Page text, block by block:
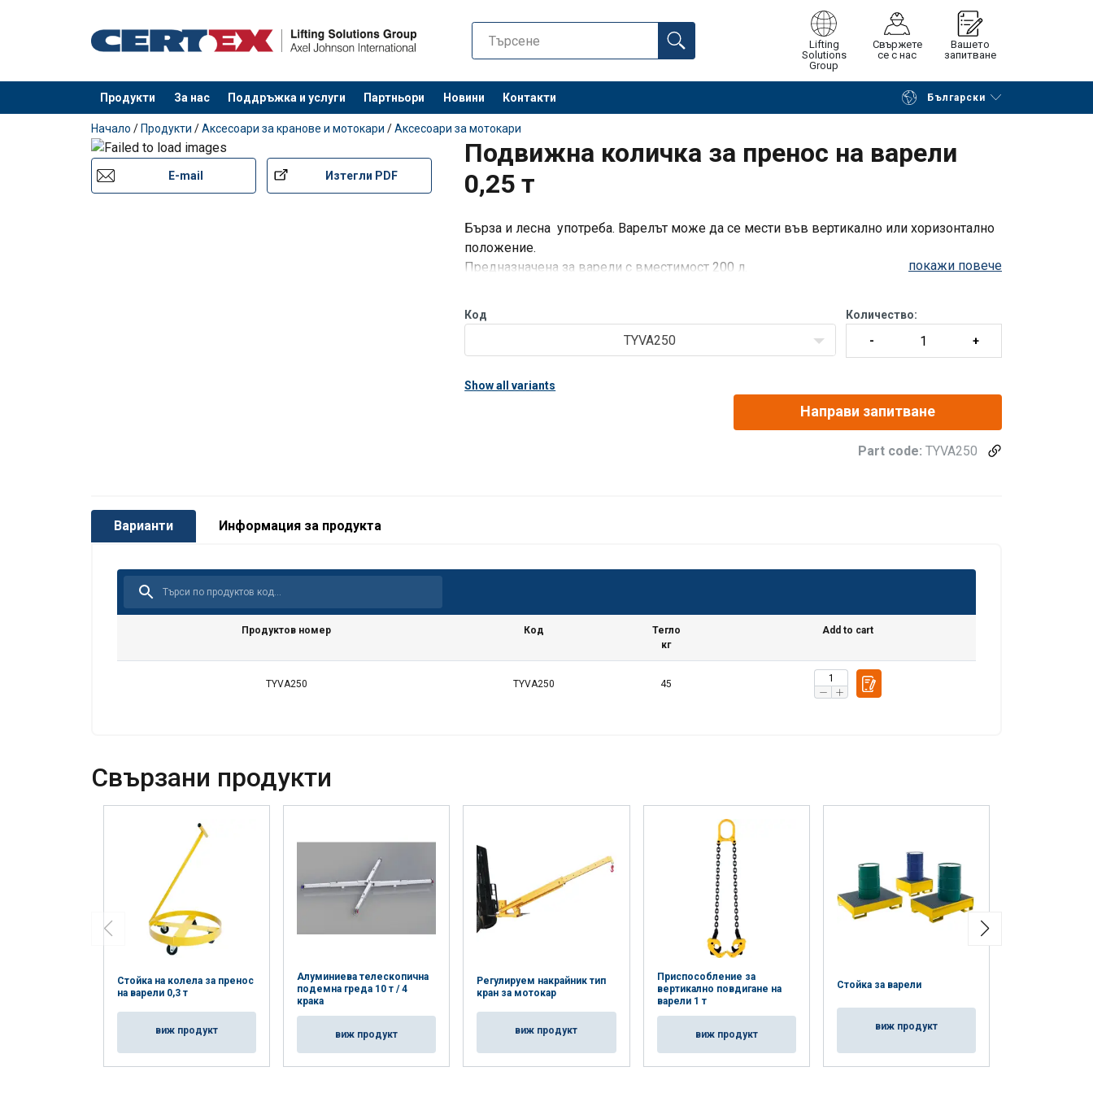
Lifting
Solutions
Group
Свържете
се с нас
Вашето
запитване
Продукти За нас Поддръжка и услуги Партньори Новини Контакти Български
е добавен към вашето запитване Останете на страницата Поискайте оферта
Начало / Продукти /Аксесоари за кранове и мотокари /Аксесоари за мотокари
Подвижна количка за пренос на варели
0,25 т
E-mail Изтегли PDF
Бърза и лесна употреба. Варелът може да се мести във вертикално или хоризонтално
положение.
Предназначена за варели с вместимост 200 л.
Приложения: в промишлеността, във ферми и др.
покажи повече
Код
TYVA250
Количество:
Show all variants
Направи запитване
Part code: TYVA250
Варианти Информация за продукта
Продуктов номер Код
Тегло
кг
Add to cart
TYVA250 TYVA250 45
Забележка:
Свързани продукти
Стойка на колела за пренос
на варели 0,3 т
виж продукт
Алуминиева телескопична
подемна греда 10 т / 4
крака
виж продукт
Регулируем накрайник тип
кран за мотокар
виж продукт
Приспособление за
вертикално повдигане на
варели 1 т
виж продукт
Стойка за варели
виж продукт